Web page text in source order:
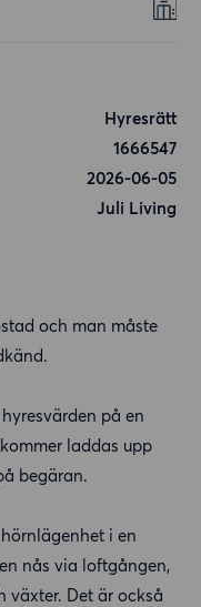
Hyresrätt
1666547
2026-06-05
Juli Living
och man måste
på en
laddas upp
begäran.
i en
nås via loftgången,
växter. Det är också